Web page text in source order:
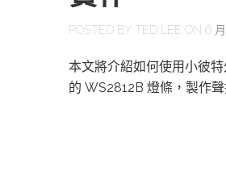
POSTED BY TED LEE ON 6 月
本文將介紹如何使用小彼
的 WS2812B 燈條，製作聲